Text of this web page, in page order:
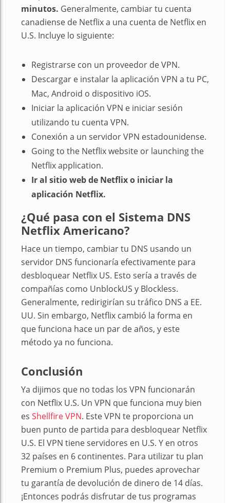
minutos. Generalmente, cambiar tu cuenta
canadiense de Netflix a una cuenta de Netflix en
U.S. Incluye lo siguiente:
Registrarse con un proveedor de VPN.
Descargar e instalar la aplicación VPN a tu PC,
Mac, Android o dispositivo iOS.
Iniciar la aplicación VPN e iniciar sesión
utilizando tu cuenta VPN.
Conexión a un servidor VPN estadounidense.
Going to the Netflix website or launching the
Netflix application.
Ir al sitio web de Netflix o iniciar la
aplicación Netflix.
¿Qué pasa con el Sistema DNS
Netflix Americano?
Hace un tiempo, cambiar tu DNS usando un
servidor DNS funcionaría efectivamente para
desbloquear Netflix US. Esto sería a través de
compañías como UnblockUS y Blockless.
Generalmente, redirigirían su tráfico DNS a EE.
UU. Sin embargo, Netflix cambió la forma en
que funciona hace un par de años, y este
método ya no funciona.
Conclusión
Ya dijimos que no todas los VPN funcionarán
con Netflix U.S. Un VPN que funciona muy bien
es Shellfire VPN. Este VPN te proporciona un
buen punto de partida para desbloquear Netflix
U.S. El VPN tiene servidores en U.S. Y en otros
32 países en 6 continentes. Para utilizar tu plan
Premium o Premium Plus, puedes aprovechar
tu garantía de devolución de dinero de 14 días.
¡Entonces podrás disfrutar de tus programas